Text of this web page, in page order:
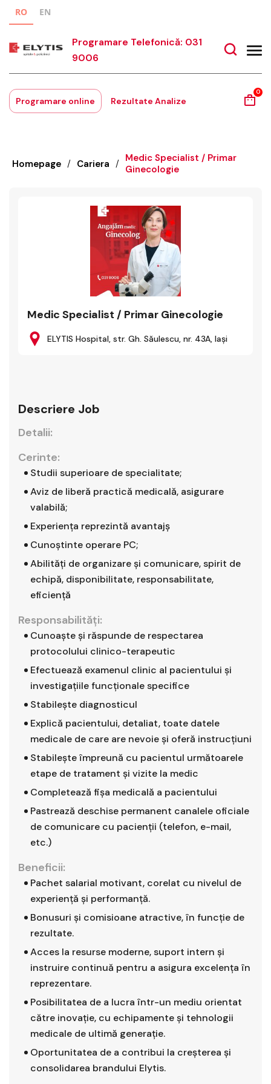
RO EN
Programare Telefonică: 031
9006
Programare online Rezultate Analize
0
Homepage / Cariera / Medic Specialist / Primar
Ginecologie
Medic Specialist / Primar Ginecologie
ELYTIS Hospital, str. Gh. Săulescu, nr. 43A, Iaşi
Descriere Job
Detalii:
Cerinte:
Studii superioare de specialitate;
Aviz de liberă practică medicală, asigurare
valabilă;
Experienţa reprezintă avantajş
Cunoştinte operare PC;
Abilităţi de organizare şi comunicare, spirit de
echipă, disponibilitate, responsabilitate,
eficienţă
Responsabilităţi:
Cunoaşte şi răspunde de respectarea
protocolului clinico-terapeutic
Efectuează examenul clinic al pacientului şi
investigaţiile funcţionale specifice
Stabileşte diagnosticul
Explică pacientului, detaliat, toate datele
medicale de care are nevoie şi oferă instrucţiuni
Stabileşte împreună cu pacientul următoarele
etape de tratament şi vizite la medic
Completează fişa medicală a pacientului
Pastrează deschise permanent canalele oficiale
de comunicare cu pacienţii (telefon, e-mail,
etc.)
Beneficii:
Pachet salarial motivant, corelat cu nivelul de
experiență și performanță.
Bonusuri și comisioane atractive, în funcție de
rezultate.
Acces la resurse moderne, suport intern și
instruire continuă pentru a asigura excelența în
reprezentare.
Posibilitatea de a lucra într-un mediu orientat
către inovație, cu echipamente și tehnologii
medicale de ultimă generație.
Oportunitatea de a contribui la creșterea și
consolidarea brandului Elytis.